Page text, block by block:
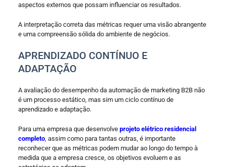
aspectos externos que possam influenciar os resultados.
A interpretação correta das métricas requer uma visão abrangente
e uma compreensão sólida do ambiente de negócios.
APRENDIZADO CONTÍNUO E
ADAPTAÇÃO
A avaliação do desempenho da automação de marketing B2B não
é um processo estático, mas sim um ciclo contínuo de
aprendizado e adaptação.
Para uma empresa que desenvolve projeto elétrico residencial
completo, assim como para tantas outras, é importante
reconhecer que as métricas podem mudar ao longo do tempo à
medida que a empresa cresce, os objetivos evoluem e as